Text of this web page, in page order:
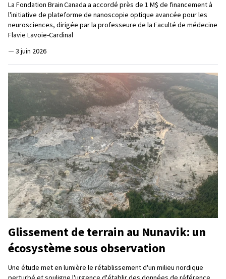
La Fondation Brain Canada a accordé près de 1 M$ de financement à
l'initiative de plateforme de nanoscopie optique avancée pour les
neurosciences, dirigée par la professeure de la Faculté de médecine
Flavie Lavoie-Cardinal
— 3 juin 2026
Glissement de terrain au Nunavik: un
écosystème sous observation
Une étude met en lumière le rétablissement d'un milieu nordique